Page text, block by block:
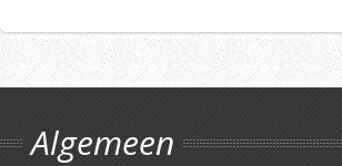
Algemeen